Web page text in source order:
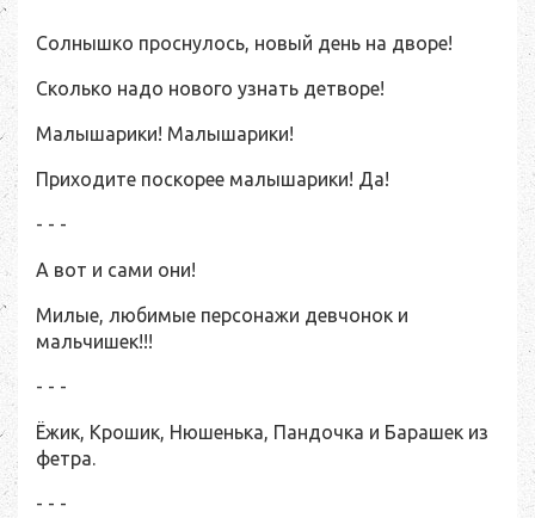
Солнышко проснулось, новый день на дворе!
Сколько надо нового узнать детворе!
Малышарики! Малышарики!
Приходите поскорее малышарики! Да!
- - -
А вот и сами они!
Милые, любимые персонажи девчонок и
мальчишек!!!
- - -
Ёжик, Крошик, Нюшенька, Пандочка и Барашек из
фетра.
- - -